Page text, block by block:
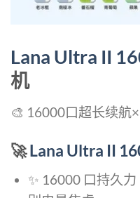
Lana Ultra II
机
🎨 16000口超长续航
🚀Lana Ultra II
✨ 16000 口持久